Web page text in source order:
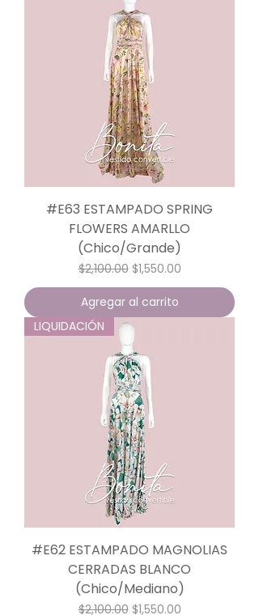
#E63 ESTAMPADO SPRING
FLOWERS AMARLLO
(Chico/Grande)
Precio
$2,100.00 Precio de oferta
$1,550.00
Agregar al carrito
LIQUIDACIÓN
#E62 ESTAMPADO MAGNOLIAS
CERRADAS BLANCO
(Chico/Mediano)
Precio
$2,100.00 Precio de oferta
$1,550.00